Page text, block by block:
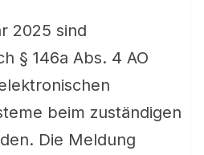
2025 sind
§ 146a Abs. 4 AO
beim zuständigen
Die Meldung